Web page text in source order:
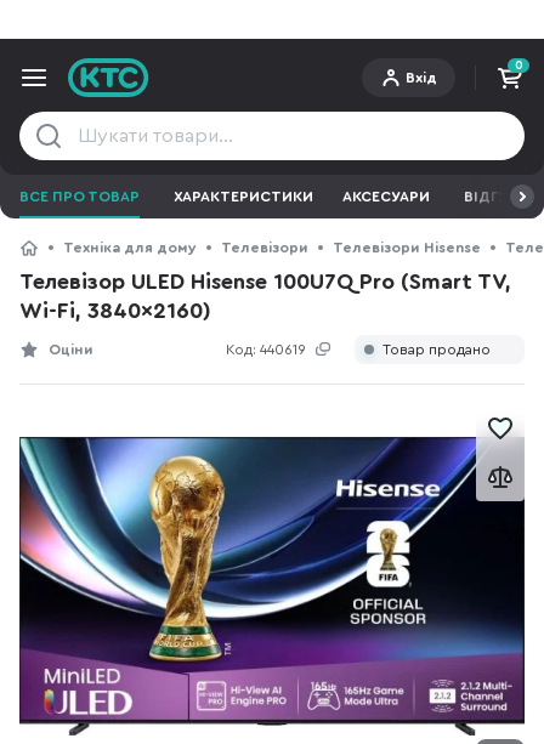
Вхід
0
ВСЕ ПРО ТОВАР ХАРАКТЕРИСТИКИ АКСЕСУАРИ ВІДГУКИ
Техніка для дому Телевізори Телевізори Hisense
Телевізор ULED Hisense 100U7Q Pro (Smart TV,
Wi-Fi, 3840x2160)
Код: 440619
Оціни Товар продано